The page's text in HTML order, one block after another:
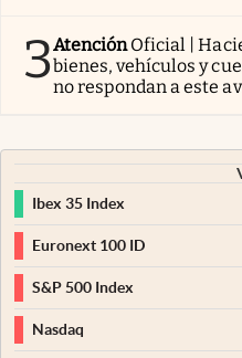
3AtenciónOficial |
bienes, vehículos y
no respondan a este
Ibex 35 Index
Euronext 100 ID
S&P 500 Index
Nasdaq